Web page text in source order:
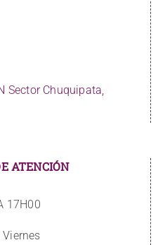
Sector Chuquipata,
ATENCIÓN
17H00
Viernes